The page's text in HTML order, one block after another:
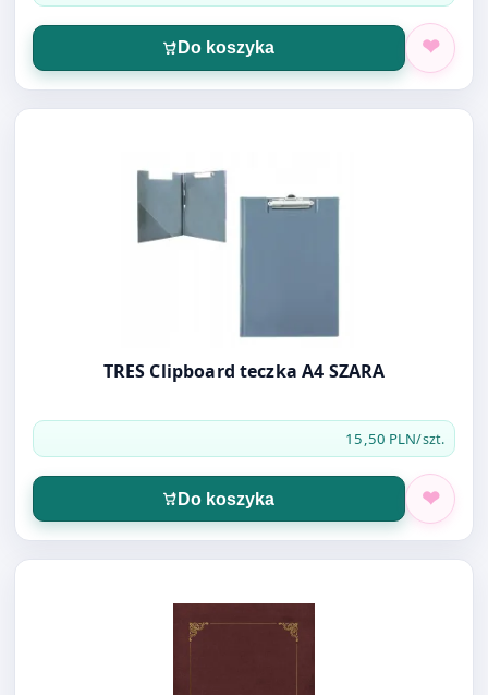
Do koszyka
Otwórz produkt: TRES Clipboard teczka A4 SZARA
TRES Clipboard teczka A4 SZARA
15,50 PLN/szt.
Do koszyka
Otwórz produkt: TECZKA NA DYPLOM BORDOWA ZE